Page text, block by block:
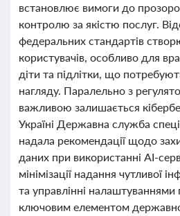
встановлює вимоги до
контролю за якістю послуг.
федеральних стандартів
користувачів, особливо для
діти та підлітки, що
нагляду. Паралельно з
важливою залишається
Україні Державна служба
надала рекомендації щодо
даних при використанні AI-
мінімізації надання чутливої
та управлінні налаштуваннями
ключовим елементом